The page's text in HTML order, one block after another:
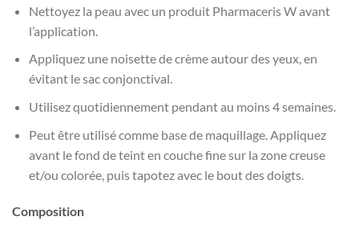
Nettoyez la peau avec un produit Pharmaceris W avant
l’application.
Appliquez une noisette de crème autour des yeux, en
évitant le sac conjonctival.
Utilisez quotidiennement pendant au moins 4 semaines.
Peut être utilisé comme base de maquillage. Appliquez
avant le fond de teint en couche fine sur la zone creuse
et/ou colorée, puis tapotez avec le bout des doigts.
Composition